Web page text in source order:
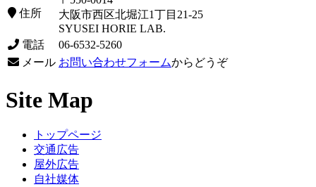
住所
大阪市西区北堀江1丁目21-25
SYUSEI HORIE LAB.
電話
06-6532-5260
メール お問い合わせフォームからどうぞ
Site Map
トップページ
交通広告
屋外広告
自社媒体